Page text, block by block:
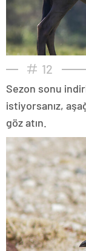
12
Sezon sonu
istiyorsanız,
göz atın.